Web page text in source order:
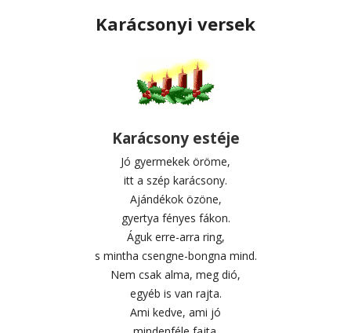
Karácsonyi versek
Karácsony estéje
Jó gyermekek öröme,
itt a szép karácsony.
Ajándékok özöne,
gyertya fényes fákon.
Águk erre-arra ring,
s mintha csengne-bongna mind.
Nem csak alma, meg dió,
egyéb is van rajta.
Ami kedve, ami jó